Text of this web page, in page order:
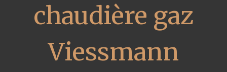
chaudière gaz
Viessmann